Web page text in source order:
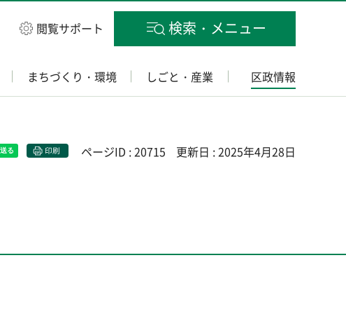
閲覧サポート 検索・メニュー
まちづくり・環境 しごと・産業 区政情報
印刷 ページID : 20715 更新日 : 2025年4月28日